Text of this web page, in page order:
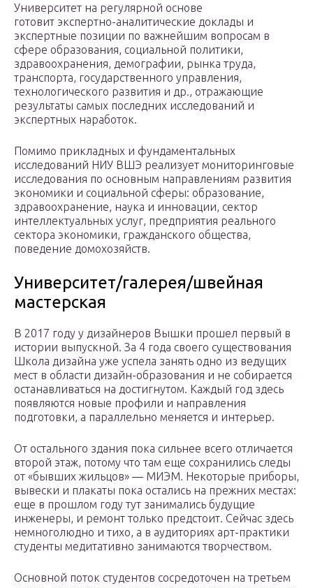
Университет на регулярной основе
готовит экспертно-аналитические доклады и
экспертные позиции по важнейшим вопросам в
сфере образования, социальной политики,
здравоохранения, демографии, рынка труда,
транспорта, государственного управления,
технологического развития и др., отражающие
результаты самых последних исследований и
экспертных наработок.
Помимо прикладных и фундаментальных
исследований НИУ ВШЭ реализует мониторинговые
исследования по основным направлениям развития
экономики и социальной сферы: образование,
здравоохранение, наука и инновации, сектор
интеллектуальных услуг, предприятия реального
сектора экономики, гражданского общества,
поведение домохозяйств.
Университет/галерея/швейная
мастерская
В 2017 году у дизайнеров Вышки прошел первый в
истории выпускной. За 4 года своего существования
Школа дизайна уже успела занять одно из ведущих
мест в области дизайн-образования и не собирается
останавливаться на достигнутом. Каждый год здесь
появляются новые профили и направления
подготовки, а параллельно меняется и интерьер.
От остального здания пока сильнее всего отличается
второй этаж, потому что там еще сохранились следы
от «бывших жильцов» — МИЭМ. Некоторые приборы,
вывески и плакаты пока остались на прежних местах:
еще в прошлом году тут занимались будущие
инженеры, и ремонт только предстоит. Сейчас здесь
немноголюдно и тихо, а в аудиториях арт-практики
студенты медитативно занимаются творчеством.
Основной поток студентов сосредоточен на третьем